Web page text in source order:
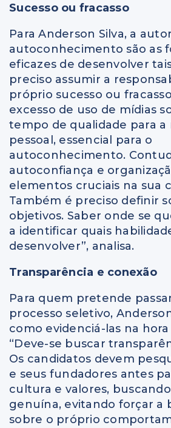
Sucesso ou fracasso
Para Anderson Silva, a
autoconhecimento são as
eficazes de desenvolver
preciso assumir a
próprio sucesso ou
excesso de uso de mídias
tempo de qualidade para a
pessoal, essencial para o
autoconhecimento.
autoconfiança e
elementos cruciais na sua
Também é preciso definir
objetivos. Saber onde se
a identificar quais
desenvolver”, analisa.
Transparência e conexão
Para quem pretende
processo seletivo,
como evidenciá-las na
“Deve-se buscar
Os candidatos devem
e seus fundadores antes
cultura e valores,
genuína, evitando forçar a
sobre o próprio